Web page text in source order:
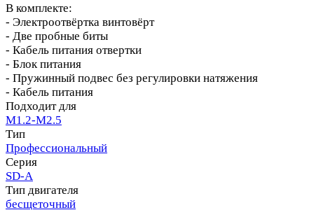
В комплекте:
- Электроотвёртка винтовёрт
- Две пробные биты
- Кабель питания отвертки
- Блок питания
- Пружинный подвес без регулировки натяжения
- Кабель питания
Подходит для
M1.2-M2.5
Тип
Профессиональный
Серия
SD-A
Тип двигателя
бесщеточный